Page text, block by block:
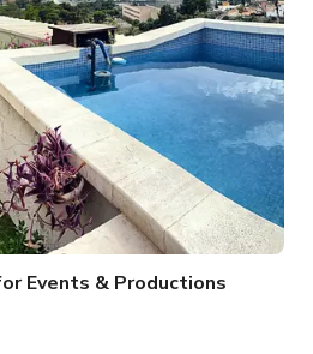
Events & Productions